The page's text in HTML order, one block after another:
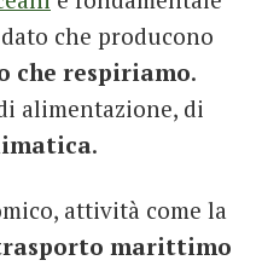
che producono
che respiriamo.
alimentazione, di
.
attività come la
marittimo